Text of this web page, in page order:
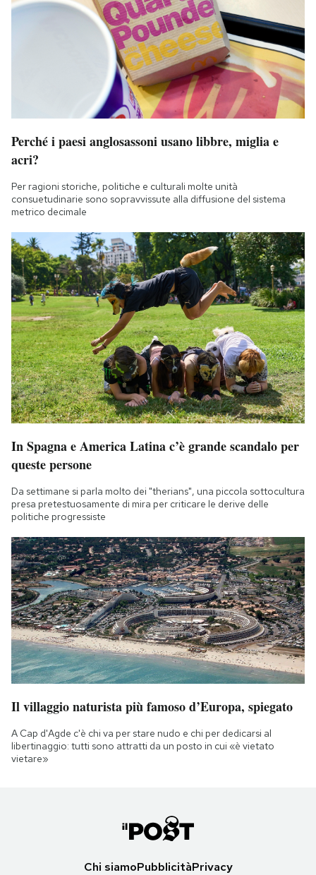
Perché i paesi anglosassoni usano libbre, miglia e
acri?
Per ragioni storiche, politiche e culturali molte unità
consuetudinarie sono sopravvissute alla diffusione del sistema
metrico decimale
In Spagna e America Latina c’è grande scandalo per
queste persone
Da settimane si parla molto dei "therians", una piccola sottocultura
presa pretestuosamente di mira per criticare le derive delle
politiche progressiste
Il villaggio naturista più famoso d’Europa, spiegato
A Cap d'Agde c'è chi va per stare nudo e chi per dedicarsi al
libertinaggio: tutti sono attratti da un posto in cui «è vietato
vietare»
Chi siamoPubblicitàPrivacy